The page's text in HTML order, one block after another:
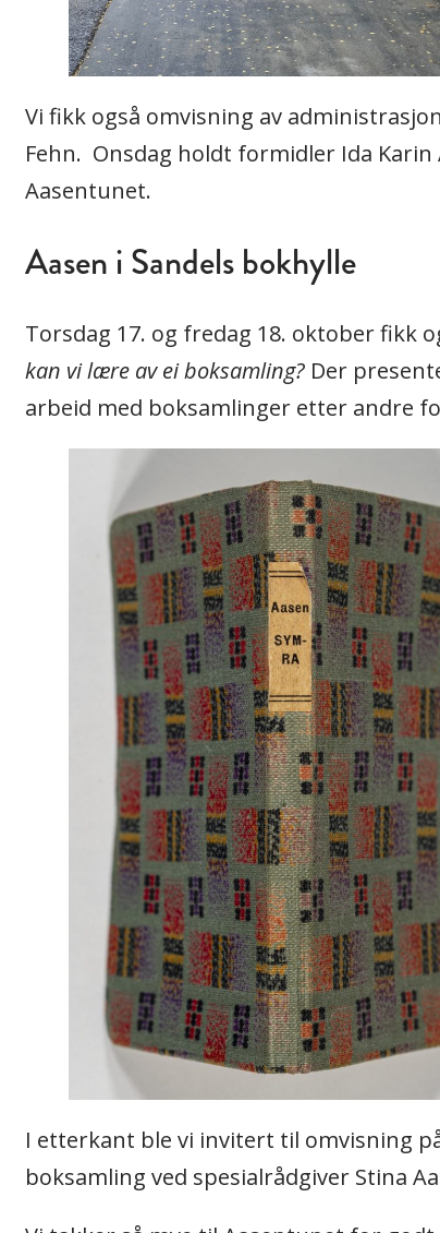
Vi fikk også omvisning av
Fehn. Onsdag holdt formidler Ida
Aasentunet.
Aasen i Sandels bokhylle
Torsdag 17. og fredag 18. oktober fikk
kan vi lære av ei boksamling? Der
arbeid med boksamlinger etter andre
I etterkant ble vi invitert til omvisning
boksamling ved spesialrådgiver Stina